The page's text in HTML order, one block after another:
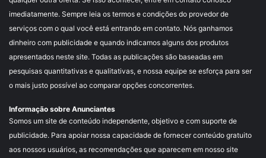
imediatamente. Sempre leia os termos e condições do provedor de
serviços com o qual você está entrando em contato. Nós ganhamos
dinheiro com publicidade e quando indicamos alguns dos produtos
apresentados neste site. Todas as publicações são baseadas em
pesquisas quantitativas e qualitativas, e nossa equipe se esforça para ser
o mais justo possível ao comparar opções concorrentes.
Informação sobre Anunciantes
Somos um site de conteúdo independente, objetivo e com suporte de
publicidade. Para apoiar nossa capacidade de fornecer conteúdo gratuito
aos nossos usuários, as recomendações que aparecem em nosso site